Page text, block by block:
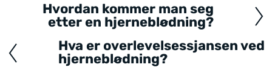
Posts
navigation
Hvordan kommer man seg
etter en hjerneblødning?
Hva er overlevelsessjansen ved
hjerneblødning?